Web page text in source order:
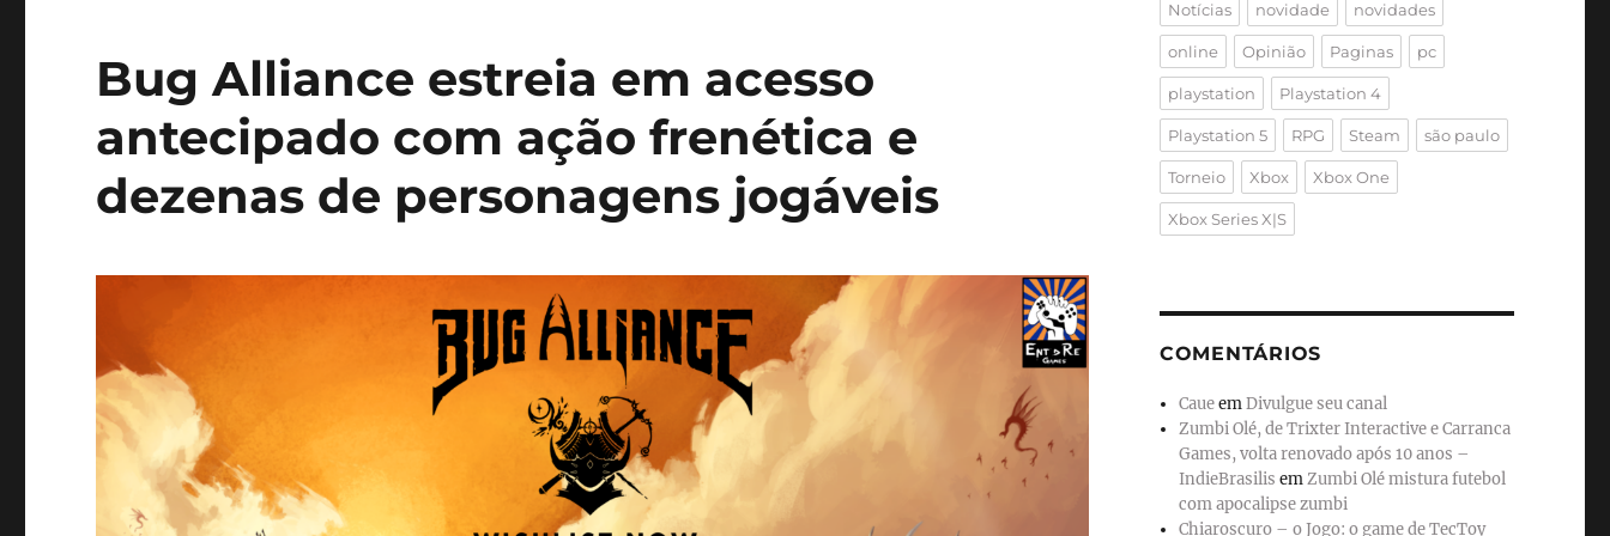
Bug Alliance estreia em acesso
antecipado com ação frenética e
dezenas de personagens jogáveis
Notícias novidade novidades
online Opinião Paginas pc
playstation Playstation 4
Playstation 5 RPG Steam são paulo
Torneio Xbox Xbox One
Xbox Series X|S
COMENTÁRIOS
CaueemDivulgue seu canal
Zumbi Olé, de Trixter Interactive e Carranca
Games, volta renovado após 10 anos –
IndieBrasilis emZumbi Olé mistura futebol
com apocalipse zumbi
Chiaroscuro – o Jogo: o game de TecToy